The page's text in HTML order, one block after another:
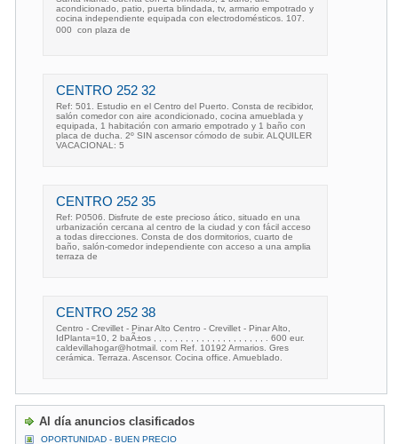
acondicionado, patio, puerta blindada, tv, armario empotrado y
cocina independiente equipada con electrodomésticos. 107.
000  con plaza de
CENTRO 252 32
Ref: 501. Estudio en el Centro del Puerto. Consta de recibidor,
salón comedor con aire acondicionado, cocina amueblada y
equipada, 1 habitación con armario empotrado y 1 baño con
placa de ducha. 2º SIN ascensor cómodo de subir. ALQUILER
VACACIONAL: 5
CENTRO 252 35
Ref: P0506. Disfrute de este precioso ático, situado en una
urbanización cercana al centro de la ciudad y con fácil acceso
a todas direcciones. Consta de dos dormitorios, cuarto de
baño, salón-comedor independiente con acceso a una amplia
terraza de
CENTRO 252 38
Centro - Crevillet - Pinar Alto Centro - Crevillet - Pinar Alto,
IdPlanta=10, 2 baÃ±os , , , , , , , , , , , , , , , , , , , , , . 600 eur.
caldevillahogar@hotmail. com Ref. 10192 Armarios. Gres
cerámica. Terraza. Ascensor. Cocina office. Amueblado.
Al día anuncios clasificados
OPORTUNIDAD - BUEN PRECIO